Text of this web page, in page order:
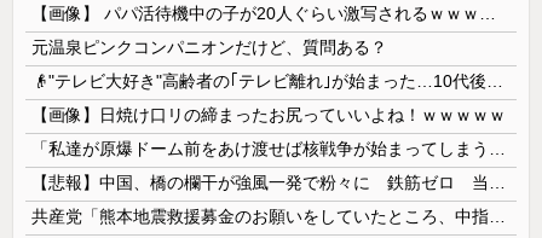
元温泉ピンクコンパニオンだけど、質問ある？
【画像】日焼け口リの締まったお尻っていいよね！ｗｗｗｗｗ